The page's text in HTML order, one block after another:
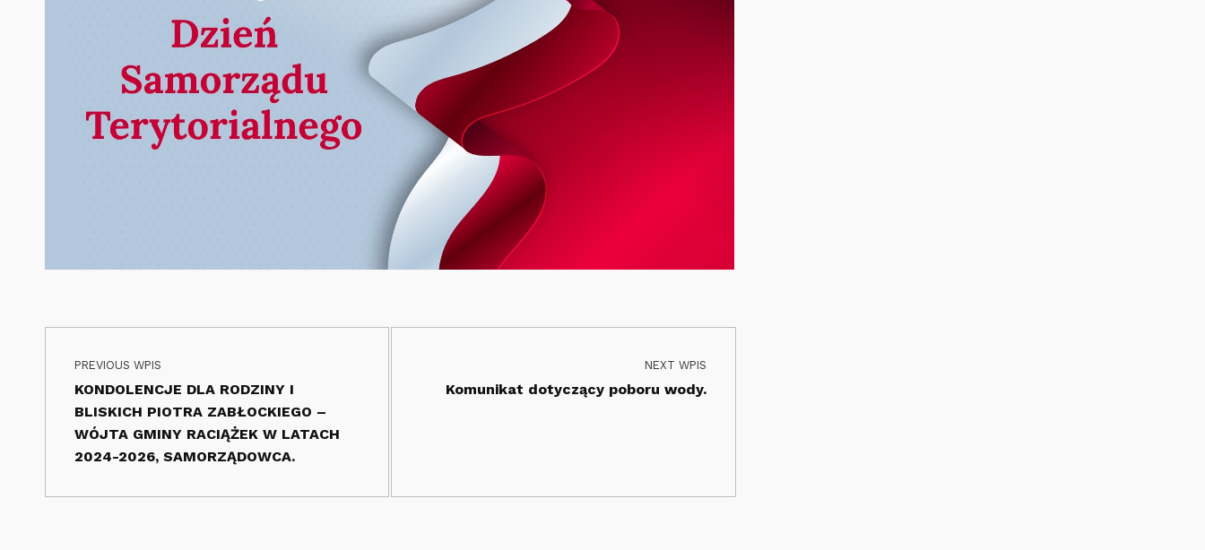
Skip back to main navigation
Nawigacja wpisu
PREVIOUS WPIS
KONDOLENCJE DLA RODZINY I
BLISKICH PIOTRA ZABŁOCKIEGO –
WÓJTA GMINY RACIĄŻEK W LATACH
2024-2026, SAMORZĄDOWCA.
NEXT WPIS
Komunikat dotyczący poboru wody.